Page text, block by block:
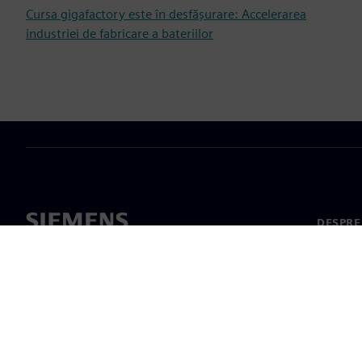
Cursa gigafactory este în desfășurare: Accelerarea
industriei de fabricare a bateriilor